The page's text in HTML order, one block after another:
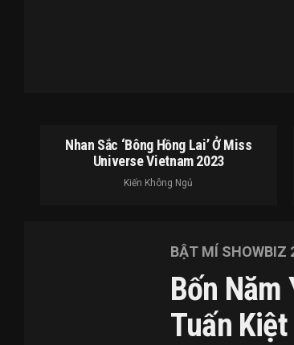
Nhan Sắc ‘bông Hồng Lai’ Ở Miss
Universe Vietnam 2023
Kiến Không Ngủ
BẬT MÍ SHOWBIZ
Bốn Năm
Tuấn Kiệt